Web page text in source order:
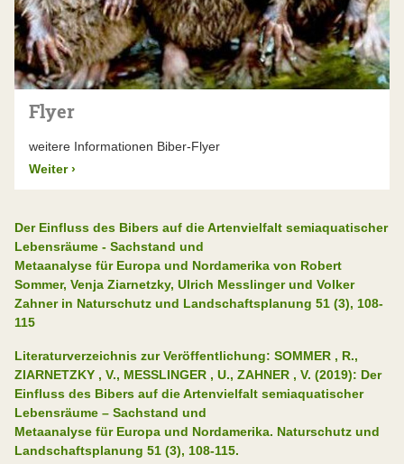
Flyer
weitere Informationen Biber-Flyer
Weiter ›
Der Einfluss des Bibers auf die Artenvielfalt semiaquatischer
Lebensräume - Sachstand und
Metaanalyse für Europa und Nordamerika von Robert
Sommer, Venja Ziarnetzky, Ulrich Messlinger und Volker
Zahner in Naturschutz und Landschaftsplanung 51 (3), 108‐
115
Literaturverzeichnis zur Veröffentlichung: SOMMER , R.,
ZIARNETZKY , V., MESSLINGER , U., ZAHNER , V. (2019): Der
Einfluss des Bibers auf die Artenvielfalt semiaquatischer
Lebensräume – Sachstand und
Metaanalyse für Europa und Nordamerika. Naturschutz und
Landschaftsplanung 51 (3), 108‐115.